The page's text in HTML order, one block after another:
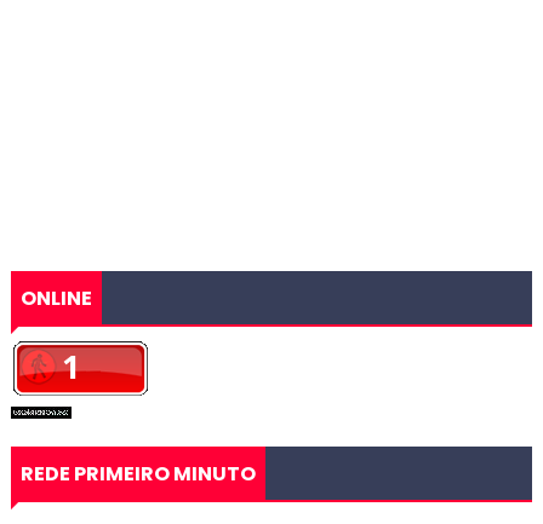
ONLINE
REDE PRIMEIRO MINUTO